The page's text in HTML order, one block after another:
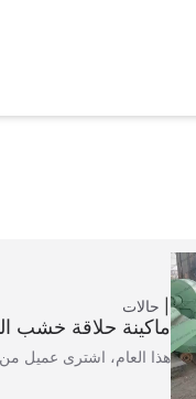
حالات
ماكينة حلاقة خشب
هذا العام، اشترى عميل